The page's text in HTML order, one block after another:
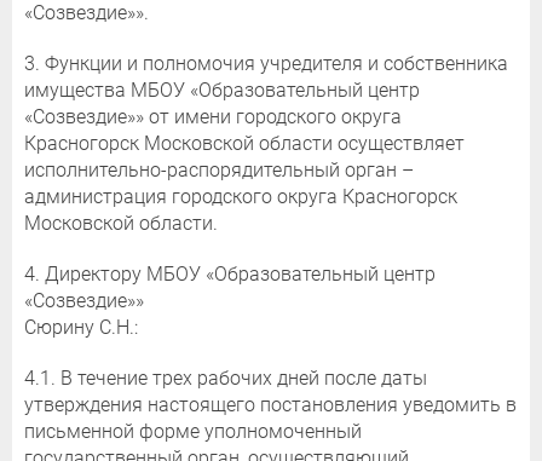
«Созвездие»».
3. Функции и полномочия учредителя и собственника
имущества МБОУ «Образовательный центр
«Созвездие»» от имени городского округа
Красногорск Московской области осуществляет
исполнительно-распорядительный орган –
администрация городского округа Красногорск
Московской области.
4. Директору МБОУ «Образовательный центр
«Созвездие»»
Сюрину С.Н.:
4.1. В течение трех рабочих дней после даты
утверждения настоящего постановления уведомить в
письменной форме уполномоченный